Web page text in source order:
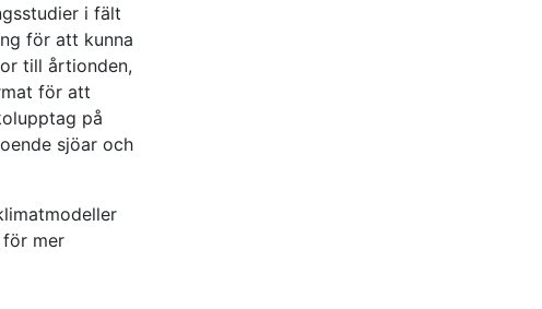
i fält
för att kunna
till årtionden,
för att
på
sjöar och
mer